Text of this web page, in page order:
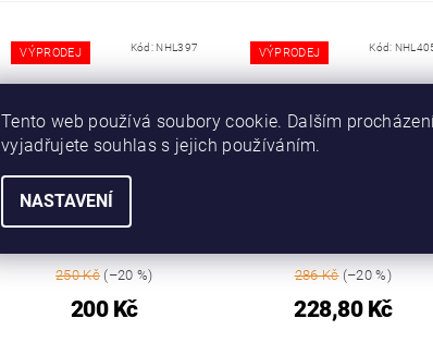
VÝPRODEJ Kód: NHL397
FOX RAGE HITCHER 80MM
POTÁPIVÝ - UV ORIGINAL
250 Kč (–20 %)
200 Kč
VÝPRODEJ Kód:
286 Kč(–20 %)
228,80 Kč
Tento web používá soubory cookie. Dalším
vyjadřujete souhlas s jejich používáním.
NASTAVENÍ